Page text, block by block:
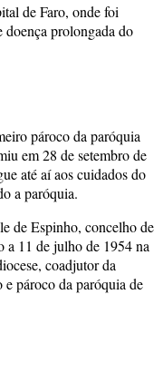
de Faro, onde foi
doença prolongada do
pároco da paróquia
em 28 de setembro de
até aí aos cuidados do
a paróquia.
de Espinho, concelho de
a 11 de julho de 1954 na
coadjutor da
pároco da paróquia de